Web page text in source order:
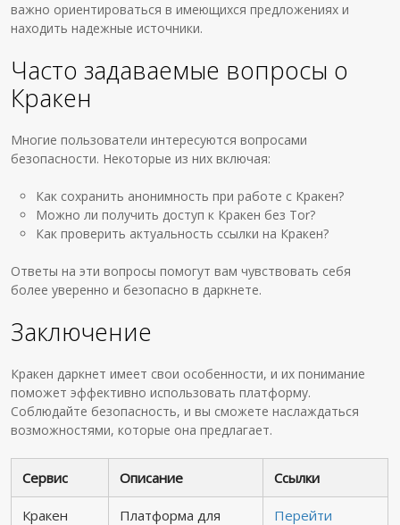
важно ориентироваться в имеющихся предложениях и
находить надежные источники.
Часто задаваемые вопросы о
Кракен
Многие пользователи интересуются вопросами
безопасности. Некоторые из них включая:
Как сохранить анонимность при работе с Кракен?
Можно ли получить доступ к Кракен без Tor?
Как проверить актуальность ссылки на Кракен?
Ответы на эти вопросы помогут вам чувствовать себя
более уверенно и безопасно в даркнете.
Заключение
Кракен даркнет имеет свои особенности, и их понимание
поможет эффективно использовать платформу.
Соблюдайте безопасность, и вы сможете наслаждаться
возможностями, которые она предлагает.
Сервис Описание Ссылки
Кракен
Платформа для
Перейти